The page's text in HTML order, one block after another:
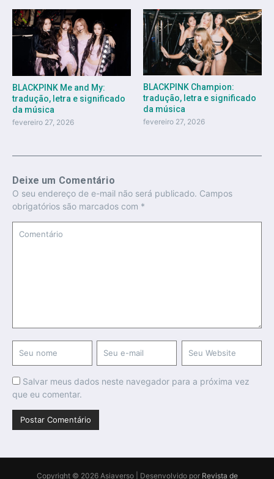
BLACKPINK Me and My:
tradução, letra e significado
da música
fevereiro 27, 2026
BLACKPINK Champion:
tradução, letra e significado
da música
fevereiro 27, 2026
Deixe um Comentário
O seu endereço de e-mail não será publicado. Campos
obrigatórios são marcados com *
Salvar meus dados neste navegador para a próxima vez
que eu comentar.
Copyright © 2026 Asiaverso | Desenvolvido por Revista de